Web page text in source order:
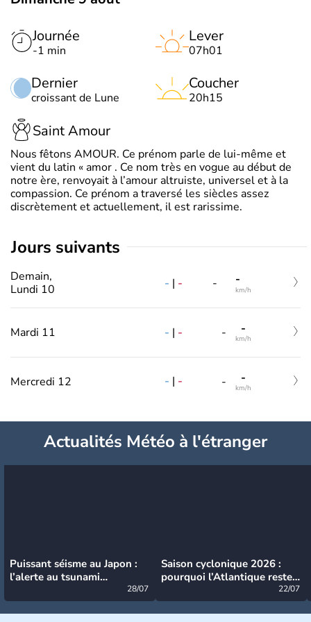
Journée
-1 min
Dernier
croissant de Lune
Lever
07h01
Coucher
20h15
Saint Amour
Nous fêtons AMOUR. Ce prénom parle de lui-même et
vient du latin « amor . Ce nom très en vogue au début de
notre ère, renvoyait à l’amour altruiste, universel et à la
compassion. Ce prénom a traversé les siècles assez
discrètement et actuellement, il est rarissime.
jours suivants
Demain,
Lundi 10
- | - - -
km/h
Mardi 11 - | - - -
km/h
Mercredi 12 - | - - -
km/h
Actualités Météo à l'étranger
Puissant séisme au Japon :
l’alerte au tsunami
28/07
Saison cyclonique 2026 :
pourquoi l’Atlantique reste
22/07